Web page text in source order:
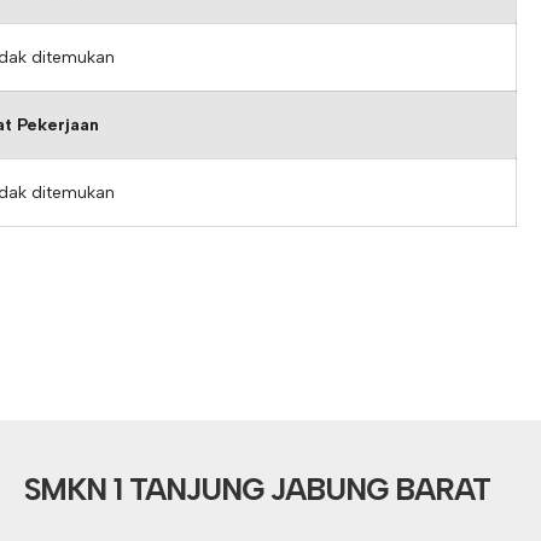
ditemukan
Pekerjaan
ditemukan
SMKN 1 TANJUNG JABUNG BARAT